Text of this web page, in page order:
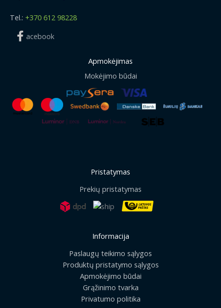
Tel.: +370 612 98228
acebook
Apmokėjimas
Mokėjimo būdai
Pristatymas
Prekių pristatymas
Informacija
Paslaugų teikimo sąlygos
Produktų pristatymo sąlygos
Apmokėjimo būdai
Grąžinimo tvarka
Privatumo politika